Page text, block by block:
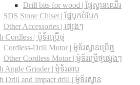
Drill bits for wood |​ ផ្លែស្វានឈើរ
SDS Stone Chiset |​ ផ្លែបុកបំបែក
Other Accessories | ផ្សេងៗ
Cordless | ម៉ូទ័រប្រើថ្ម
Cordless-Drill Motor | ម៉ូទ័រស្វានប្រើថ្ម
Other Cordless Motor | ម៉ូទ័រប្រើថ្មផ្សេងៗ
Angle Grinder | ម៉ូទ័រឆាប
Drill and Impact drill | ម៉ូទ័រស្វាន